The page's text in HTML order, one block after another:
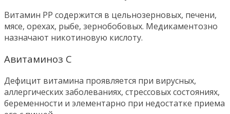
Витамин РР содержится в цельнозерновых, печени,
мясе, орехах, рыбе, зернобобовых. Медикаментозно
назначают никотиновую кислоту.
Авитаминоз С
Дефицит витамина проявляется при вирусных,
аллергических заболеваниях, стрессовых состояниях,
беременности и элементарно при недостатке приема